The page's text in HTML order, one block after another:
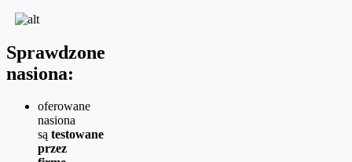
Sprawdzone
nasiona:
oferowane
nasiona
są testowane
przez